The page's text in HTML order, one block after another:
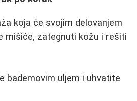
koja će svojim delovanjem
mišiće, zategnuti kožu i rešiti
bademovim uljem i uhvatite